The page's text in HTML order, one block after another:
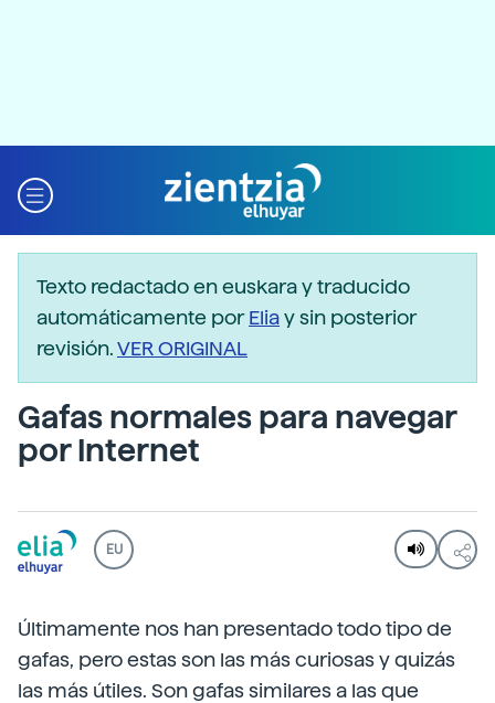
Texto redactado en euskara y traducido
automáticamente porEliay sin posterior
revisión.VER ORIGINAL
Gafas normales para navegar
por Internet
EU
Últimamente nos han presentado todo tipo de
gafas, pero estas son las más curiosas y quizás
las más útiles. Son gafas similares a las que